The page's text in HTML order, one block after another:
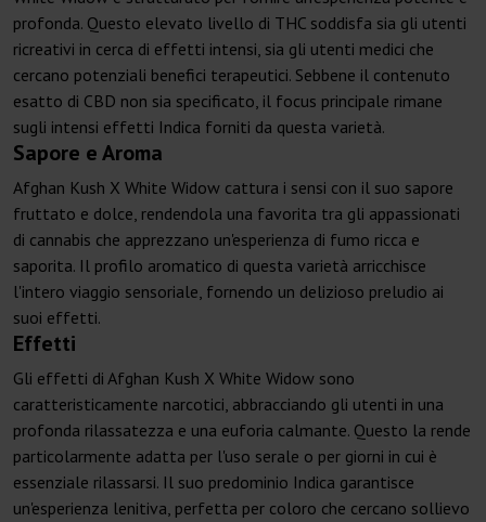
profonda. Questo elevato livello di THC soddisfa sia gli utenti
ricreativi in cerca di effetti intensi, sia gli utenti medici che
cercano potenziali benefici terapeutici. Sebbene il contenuto
esatto di CBD non sia specificato, il focus principale rimane
sugli intensi effetti Indica forniti da questa varietà.
Sapore e Aroma
Afghan Kush X White Widow cattura i sensi con il suo sapore
fruttato e dolce, rendendola una favorita tra gli appassionati
di cannabis che apprezzano un'esperienza di fumo ricca e
saporita. Il profilo aromatico di questa varietà arricchisce
l'intero viaggio sensoriale, fornendo un delizioso preludio ai
suoi effetti.
Effetti
Gli effetti di Afghan Kush X White Widow sono
caratteristicamente narcotici, abbracciando gli utenti in una
profonda rilassatezza e una euforia calmante. Questo la rende
particolarmente adatta per l'uso serale o per giorni in cui è
essenziale rilassarsi. Il suo predominio Indica garantisce
un'esperienza lenitiva, perfetta per coloro che cercano sollievo